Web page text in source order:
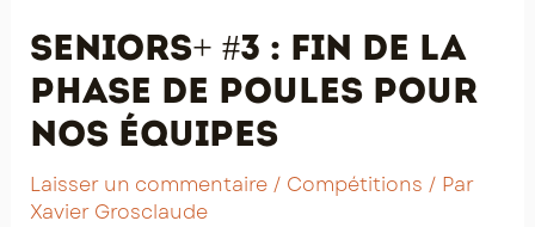
Seniors+ #3 : fin de la
phase de poules pour
nos équipes
Laisser un commentaire / Compétitions / Par
Xavier Grosclaude